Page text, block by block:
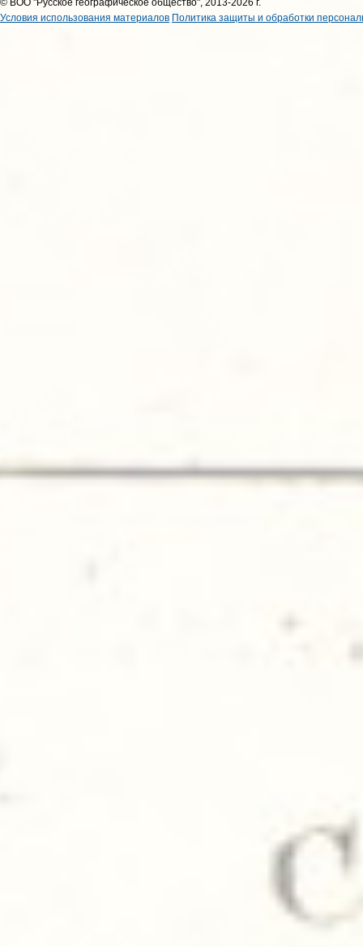
© ВОО "Русское географическое общество", 2013-2026 г.
Условия использования материалов Политика защиты и обработки